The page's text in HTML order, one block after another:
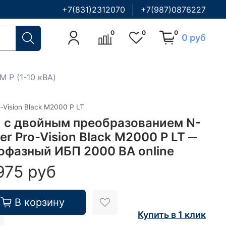
+7(831)2312070 +7(987)0876227
0 0 0 0 руб
P (1-10 кВА)
Vision Black M2000 P LT
двойным преобразованием N-
Pro-Vision Black M2000 P LT ─
ИБП 2000 ВА online
руб
В корзину
Купить в 1 клик